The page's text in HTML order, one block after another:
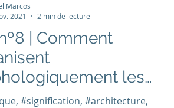
| Comment
les
villes romaines ?
#signification, #architecture,
Marcos
2021
2 min de lecture